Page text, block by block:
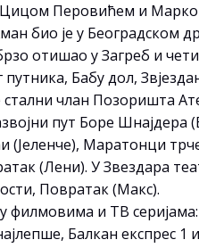
Перовићем и
био је у Београдском
отишао у Загреб и
Бабy дол,
стални члан Позоришта
пут Боре
(Јеленче), Маратонци
(Лени). У Звездара
Повратак (Макс).
филмовима и ТВ
Балкан експрес